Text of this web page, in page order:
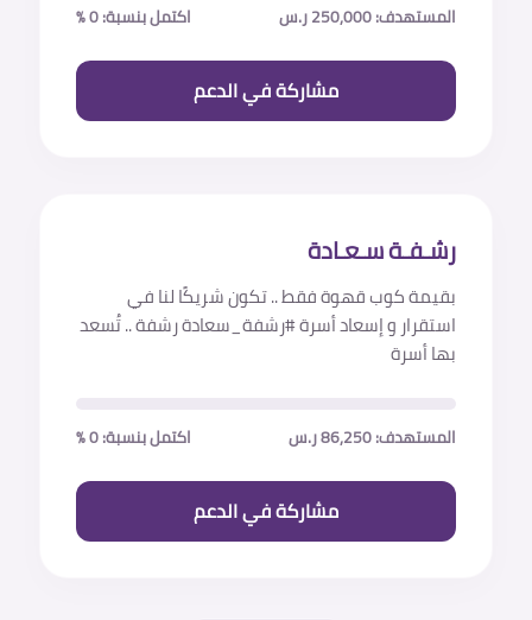
المستهدف: 250,000 ر.س اكتمل بنسبة: 0 %
مشاركة في الدعم
رشـفـة سـعـادة
بقيمة كوب قهوة فقط .. تكون شريكًا لنا في
استقرار و إسعاد أسرة #رشفة_سعادة رشفة .. تُسعد
بها أسرة
المستهدف: 86,250 ر.س اكتمل بنسبة: 0 %
مشاركة في الدعم